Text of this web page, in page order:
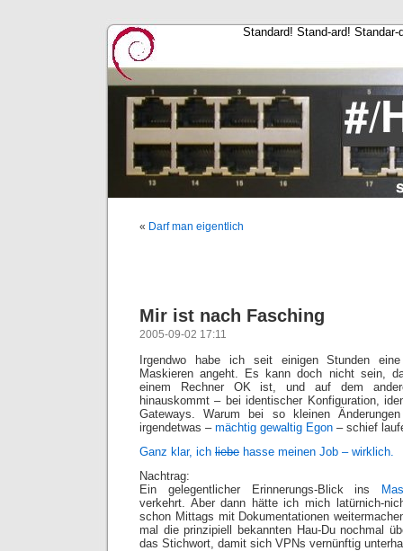
Standard! Stand-ard!
« Darf man eigentlich
Mir ist nach Fasching
2005-09-02 17:11
Irgendwo habe ich seit einigen Stunden
Maskieren angeht. Es kann doch nicht sein,
einem Rechner OK ist, und auf dem
hinauskommt – bei identischer Konfiguration,
Gateways. Warum bei so kleinen
irgendetwas – mächtig gewaltig Egon – schief
Ganz klar, ich liebe hasse meinen Job – wirklich.
Nachtrag:
Ein gelegentlicher Erinnerungs-Blick ins
verkehrt. Aber dann hätte ich mich latürnich-
schon Mittags mit Dokumentationen
mal die prinzipiell bekannten Hau-Du nochmal
das Stichwort, damit sich VPNs vernünftig